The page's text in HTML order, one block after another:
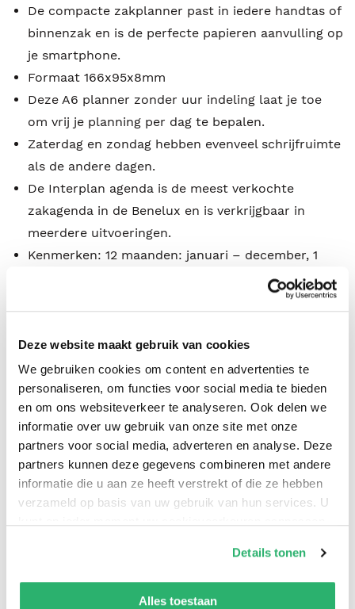
Deze website maakt gebruik van cookies
We gebruiken cookies om content en advertenties te
personaliseren, om functies voor social media te bieden
en om ons websiteverkeer te analyseren. Ook delen we
informatie over uw gebruik van onze site met onze
partners voor social media, adverteren en analyse. Deze
partners kunnen deze gegevens combineren met andere
informatie die u aan ze heeft verstrekt of die ze hebben
verzameld op basis van uw gebruik van hun services. U
kunnen ontvangen en verwerken.
Details tonen
Alles toestaan
De compacte zakplanner past in iedere handtas of
binnenzak en is de perfecte papieren aanvulling op
je smartphone.
Formaat 166x95x8mm
Deze A6 planner zonder uur indeling laat je toe
om vrij je planning per dag te bepalen.
Zaterdag en zondag hebben evenveel schrijfruimte
als de andere dagen.
De Interplan agenda is de meest verkochte
zakagenda in de Benelux en is verkrijgbaar in
meerdere uitvoeringen.
Kenmerken: 12 maanden: januari – december, 1
week op 2 pagina’s, doordachte en functionele lay-
out, voor een overzichtelijke planning, 6-talig (NL-
maandoverzicht op iedere week, 128 pagina’s -
inclusief internationale feestdagen &
jaarplanningen (lopend & volgend jaar),
crèmekleurig FSC agendapapier, vlot beschrijfbaar
en meer leescomfort dankzij een zacht contrast,
leeslintje, scheurhoekjes, boekgebonden, oersterk
bij intensief gebruik, soepele PU cover in trendy
kleuren.
Geassorteerd in 3 kleuren groen, lichtblauw en